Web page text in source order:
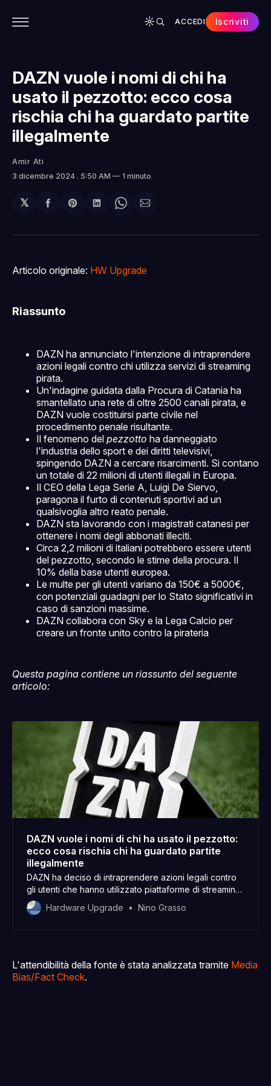
ACCEDI Iscriviti
DAZN vuole i nomi di chi ha
usato il pezzotto: ecco cosa
rischia chi ha guardato partite
illegalmente
Amir Ati
3 dicembre 2024 . 5:50 AM 1 minuto
𝕏
Condividi
Facebook
Share
Pinterest
Condividi
LinkedIn
Share
WhatsApp
Condividi
email
Articolo originale: HW Upgrade
Riassunto
DAZN ha annunciato l'intenzione di intraprendere
azioni legali contro chi utilizza servizi di streaming
pirata.
Un'indagine guidata dalla Procura di Catania ha
smantellato una rete di oltre 2500 canali pirata, e
DAZN vuole costituirsi parte civile nel
procedimento penale risultante.
Il fenomeno del pezzotto ha danneggiato
l'industria dello sport e dei diritti televisivi,
spingendo DAZN a cercare risarcimenti. Si contano
un totale di 22 milioni di utenti illegali in Europa.
Il CEO della Lega Serie A, Luigi De Siervo,
paragona il furto di contenuti sportivi ad un
qualsivoglia altro reato penale.
DAZN sta lavorando con i magistrati catanesi per
ottenere i nomi degli abbonati illeciti.
Circa 2,2 milioni di italiani potrebbero essere utenti
del pezzotto, secondo le stime della procura. Il
10% della base utenti europea.
Le multe per gli utenti variano da 150€ a 5000€,
con potenziali guadagni per lo Stato significativi in
caso di sanzioni massime.
DAZN collabora con Sky e la Lega Calcio per
creare un fronte unito contro la pirateria
Questa pagina contiene un riassunto del seguente
articolo:
DAZN vuole i nomi di chi ha usato il pezzotto:
ecco cosa rischia chi ha guardato partite
illegalmente
DAZN ha deciso di intraprendere azioni legali contro
gli utenti che hanno utilizzato piattaforme di streaming
illegali per guardare eventi sportivi, danneggiando
gravemente l’economia dell’industria sportiva. Ecco
Hardware Upgrade Nino Grasso
L'attendibilità della fonte è stata analizzata tramite Media
Bias/Fact Check.